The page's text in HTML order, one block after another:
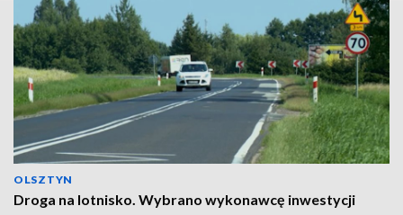
OLSZTYN
Droga na lotnisko. Wybrano wykonawcę inwestycji